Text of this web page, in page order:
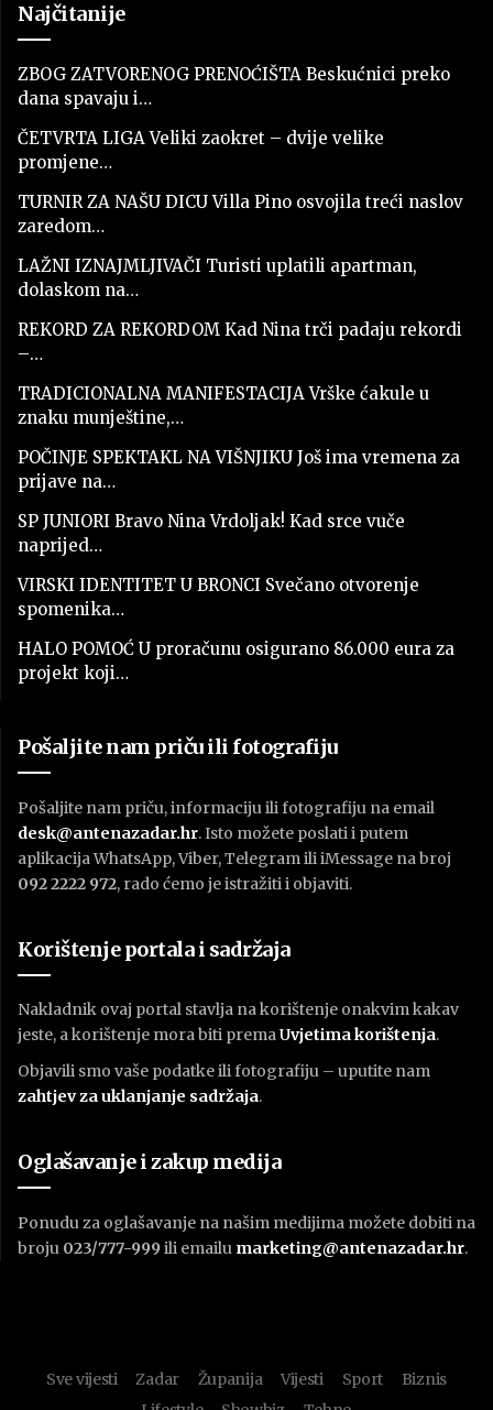
Najčitanije
ZBOG ZATVORENOG PRENOĆIŠTA Beskućnici preko
dana spavaju i…
ČETVRTA LIGA Veliki zaokret – dvije velike
promjene…
TURNIR ZA NAŠU DICU Villa Pino osvojila treći naslov
zaredom…
LAŽNI IZNAJMLJIVAČI Turisti uplatili apartman,
dolaskom na…
REKORD ZA REKORDOM Kad Nina trči padaju rekordi
–…
TRADICIONALNA MANIFESTACIJA Vrške ćakule u
znaku munještine,…
POČINJE SPEKTAKL NA VIŠNJIKU Još ima vremena za
prijave na…
SP JUNIORI Bravo Nina Vrdoljak! Kad srce vuče
naprijed…
VIRSKI IDENTITET U BRONCI Svečano otvorenje
spomenika…
HALO POMOĆ U proračunu osigurano 86.000 eura za
projekt koji…
Pošaljite nam priču ili fotografiju
Pošaljite nam priču, informaciju ili fotografiju na email
desk@antenazadar.hr. Isto možete poslati i putem
aplikacija WhatsApp, Viber, Telegram ili iMessage na broj
092 2222 972, rado ćemo je istražiti i objaviti.
Korištenje portala i sadržaja
Nakladnik ovaj portal stavlja na korištenje onakvim kakav
jeste, a korištenje mora biti premaUvjetima korištenja.
Objavili smo vaše podatke ili fotografiju – uputite nam
zahtjev za uklanjanje sadržaja.
Oglašavanje i zakup medija
Ponudu za oglašavanje na našim medijima možete dobiti na
broju 023/777-999 ili emailu marketing@antenazadar.hr.
Sve vijesti Zadar Županija Vijesti Sport
Biznis